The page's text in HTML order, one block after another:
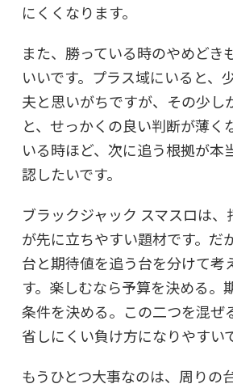
にくくなります。
また、勝っている時のやめどき
いいです。プラス域にいると、
夫と思いがちですが、その少し
と、せっかくの良い判断が薄く
いる時ほど、次に追う根拠が本
認したいです。
ブラックジャック スマスロは、
が先に立ちやすい題材です。だ
台と期待値を追う台を分けて考
す。楽しむなら予算を決める。
条件を決める。この二つを混ぜ
省しにくい負け方になりやすい
もうひとつ大事なのは、周りの